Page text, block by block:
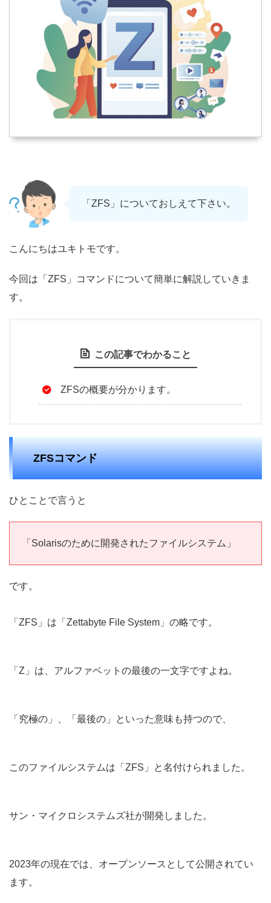
「ZFS」についておしえて下さい。
こんにちはユキトモです。
今回は「ZFS」コマンドについて簡単に解説していきま
す。
この記事でわかること
ZFSの概要が分かります。
ZFSコマンド
ひとことで言うと
「Solarisのために開発されたファイルシステム」
です。
「ZFS」は「Zettabyte File System」の略です。
「Z」は、アルファベットの最後の一文字ですよね。
「究極の」、「最後の」といった意味も持つので、
このファイルシステムは「ZFS」と名付けられました。
サン・マイクロシステムズ社が開発しました。
2023年の現在では、オープンソースとして公開されてい
ます。